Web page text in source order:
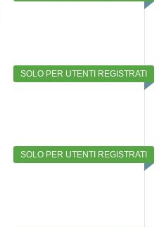
SOLO PER UTENTI REGISTRATI
SOLO PER UTENTI REGISTRATI